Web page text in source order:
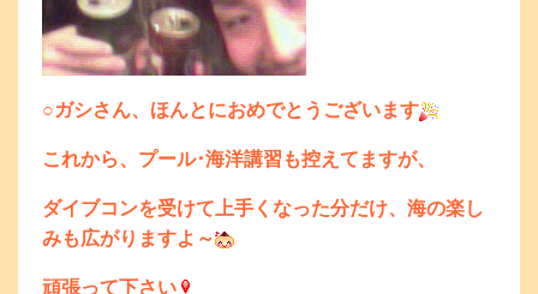
○ガシさん、ほんとにおめでとうございます
これから、プール･海洋講習も控えてますが、
ダイブコンを受けて上手くなった分だけ、海の楽し
みも広がりますよ～
頑張って下さい